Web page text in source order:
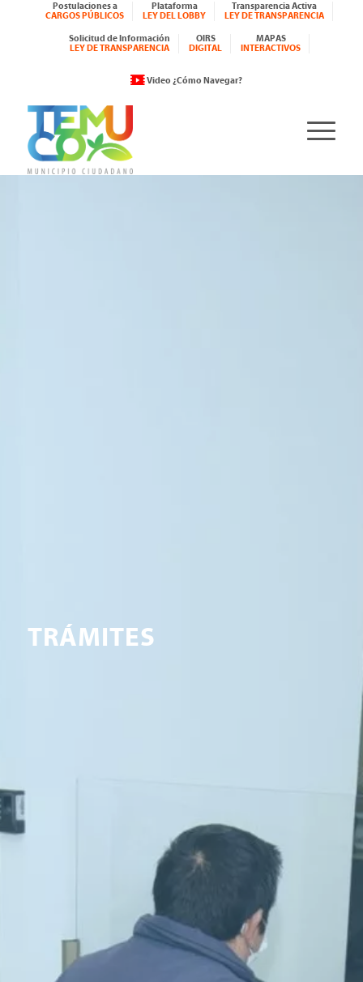
Postulaciones a
CARGOS PÚBLICOS
Plataforma
LEY DEL LOBBY
Transparencia Activa
LEY DE TRANSPARENCIA
Solicitud de Información
LEY DE TRANSPARENCIA
OIRS
DIGITAL
MAPAS
INTERACTIVOS
Video ¿Cómo Navegar?
TRÁMITES